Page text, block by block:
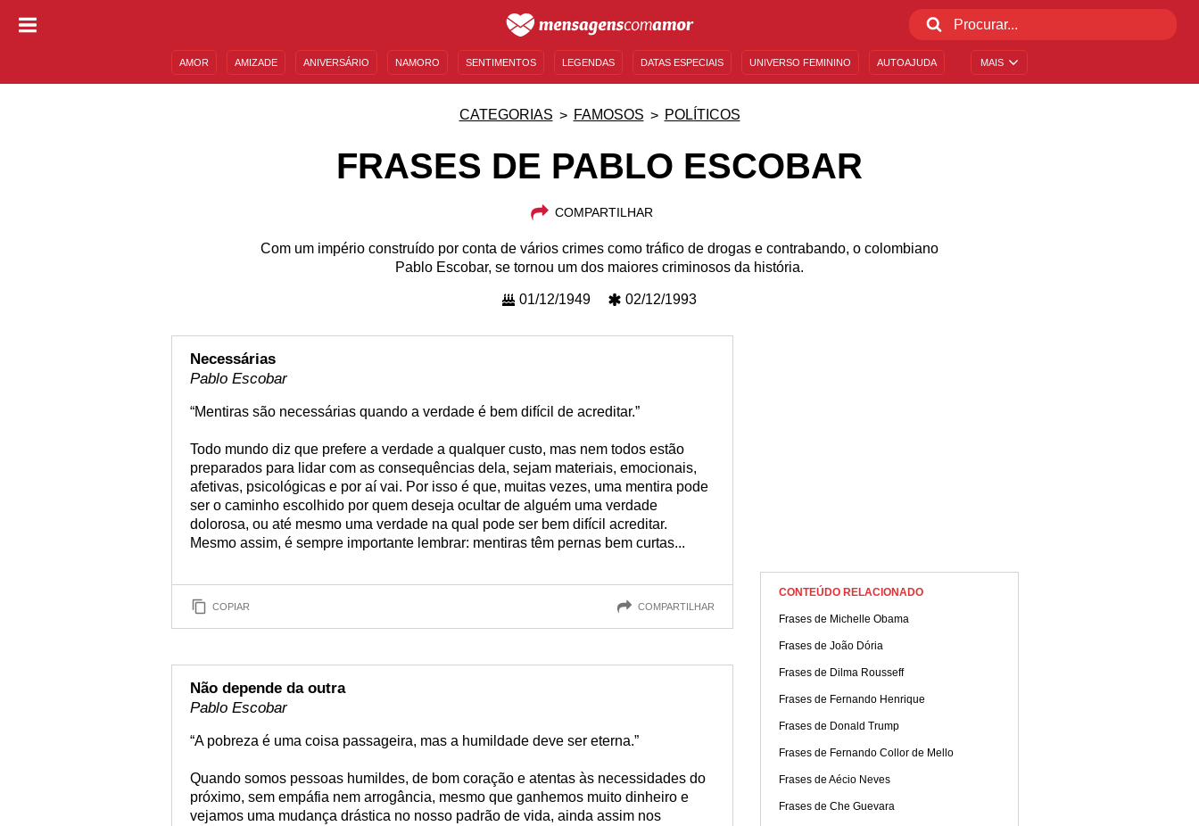
MAIS
AMOR AMIZADE ANIVERSÁRIO NAMORO SENTIMENTOS LEGENDAS DATAS ESPECIAIS UNIVERSO FEMININO AUTOAJUDA
CATEGORIAS FAMOSOS POLÍTICOS
FRASES DE PABLO ESCOBAR
COMPARTILHAR
Com um império construído por conta de vários crimes como tráfico de drogas e contrabando, o colombiano
Pablo Escobar, se tornou um dos maiores criminosos da história.
01/12/1949 02/12/1993
Necessárias
Pablo Escobar
“Mentiras são necessárias quando a verdade é bem difícil de acreditar.”
Todo mundo diz que prefere a verdade a qualquer custo, mas nem todos estão
preparados para lidar com as consequências dela, sejam materiais, emocionais,
afetivas, psicológicas e por aí vai. Por isso é que, muitas vezes, uma mentira pode
ser o caminho escolhido por quem deseja ocultar de alguém uma verdade
dolorosa, ou até mesmo uma verdade na qual pode ser bem difícil acreditar.
Mesmo assim, é sempre importante lembrar: mentiras têm pernas bem curtas...
COPIAR COMPARTILHAR
Não depende da outra
Pablo Escobar
“A pobreza é uma coisa passageira, mas a humildade deve ser eterna.”
Quando somos pessoas humildes, de bom coração e atentas às necessidades do
próximo, sem empáfia nem arrogância, mesmo que ganhemos muito dinheiro e
vejamos uma mudança drástica no nosso padrão de vida, ainda assim nos
CONTEÚDO RELACIONADO
Frases de Michelle Obama
Frases de João Dória
Frases de Dilma Rousseff
Frases de Fernando Henrique
Frases de Donald Trump
Frases de Fernando Collor de Mello
Frases de Aécio Neves
Frases de Che Guevara